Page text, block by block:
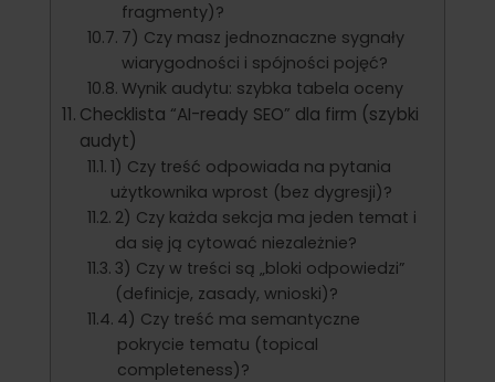
fragmenty)?
7) Czy masz jednoznaczne sygnały
wiarygodności i spójności pojęć?
Wynik audytu: szybka tabela oceny
Checklista “AI-ready SEO” dla firm (szybki
audyt)
1) Czy treść odpowiada na pytania
użytkownika wprost (bez dygresji)?
2) Czy każda sekcja ma jeden temat i
da się ją cytować niezależnie?
3) Czy w treści są „bloki odpowiedzi”
(definicje, zasady, wnioski)?
4) Czy treść ma semantyczne
pokrycie tematu (topical
completeness)?